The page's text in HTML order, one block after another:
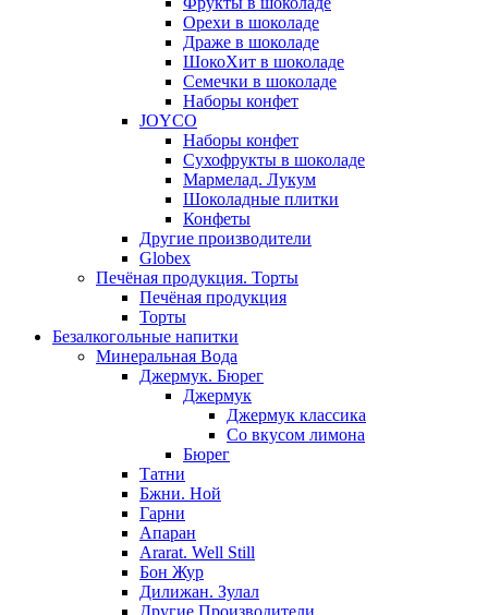
Орехи в шоколаде
Драже в шоколаде
ШокоХит в шоколаде
Семечки в шоколаде
Наборы конфет
JOYCO
Наборы конфет
Сухофрукты в шоколаде
Мармелад. Лукум
Шоколадные плитки
Конфеты
Другие производители
Globex
Печёная продукция. Торты
Печёная продукция
Торты
Безалкогольные напитки
Минеральная Вода
Джермук. Бюрег
Джермук
Джермук классика
Со вкусом лимона
Бюрег
Татни
Бжни. Ной
Гарни
Апаран
Ararat. Well Still
Бон Жур
Дилижан. Зулал
Другие Производители